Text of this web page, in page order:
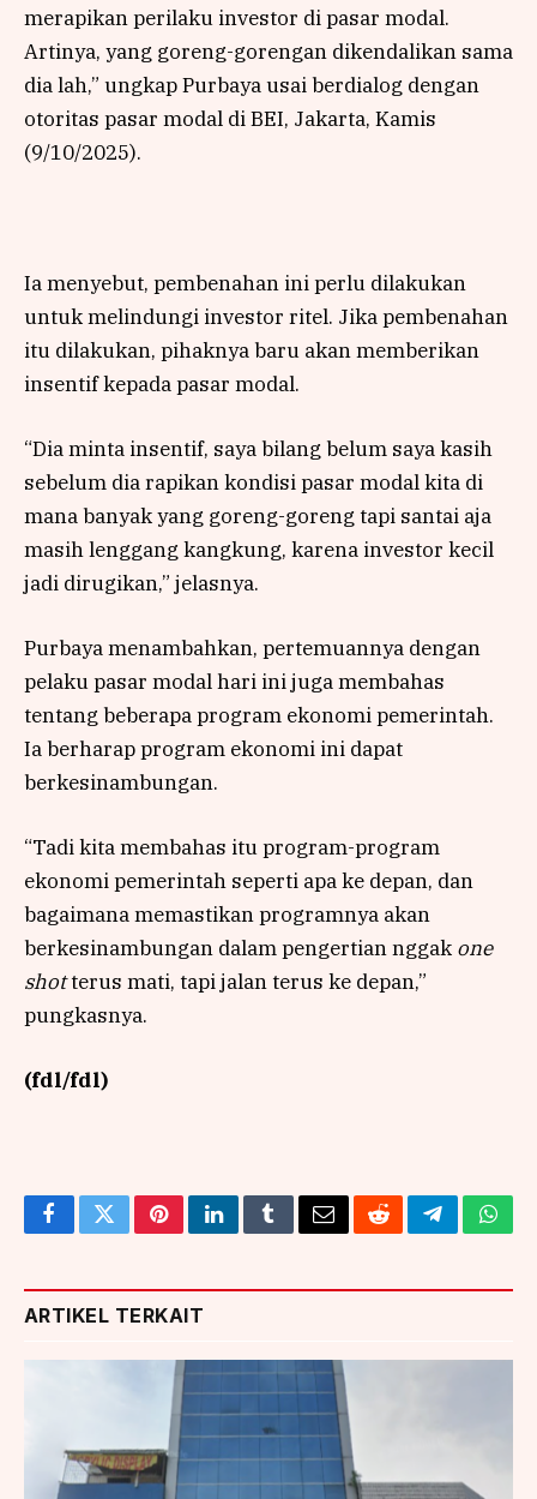
merapikan perilaku investor di pasar modal.
Artinya, yang goreng-gorengan dikendalikan sama
dia lah,” ungkap Purbaya usai berdialog dengan
otoritas pasar modal di BEI, Jakarta, Kamis
(9/10/2025).
Ia menyebut, pembenahan ini perlu dilakukan
untuk melindungi investor ritel. Jika pembenahan
itu dilakukan, pihaknya baru akan memberikan
insentif kepada pasar modal.
“Dia minta insentif, saya bilang belum saya kasih
sebelum dia rapikan kondisi pasar modal kita di
mana banyak yang goreng-goreng tapi santai aja
masih lenggang kangkung, karena investor kecil
jadi dirugikan,” jelasnya.
Purbaya menambahkan, pertemuannya dengan
pelaku pasar modal hari ini juga membahas
tentang beberapa program ekonomi pemerintah.
Ia berharap program ekonomi ini dapat
berkesinambungan.
“Tadi kita membahas itu program-program
ekonomi pemerintah seperti apa ke depan, dan
bagaimana memastikan programnya akan
berkesinambungan dalam pengertian nggak one
shotterus mati, tapi jalan terus ke depan,”
pungkasnya.
(fdl/fdl)
FacebookTwitterPinterestLinkedInTumblrEmailRedditTelegram
ARTIKEL TERKAIT